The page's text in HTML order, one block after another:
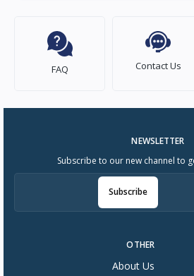
Contact Us
FAQ
OTHER
About Us
NEWSLETTER
Subscribe to our new channel to
Subscribe